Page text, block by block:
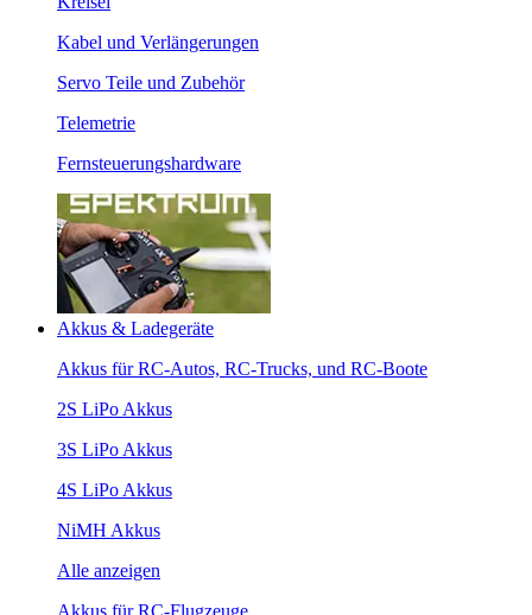
Kabel und Verlängerungen
Servo Teile und Zubehör
Telemetrie
Fernsteuerungshardware
Akkus & Ladegeräte
Akkus für RC-Autos, RC-Trucks, und RC-Boote
2S LiPo Akkus
3S LiPo Akkus
4S LiPo Akkus
NiMH Akkus
Alle anzeigen
Akkus für RC-Flugzeuge